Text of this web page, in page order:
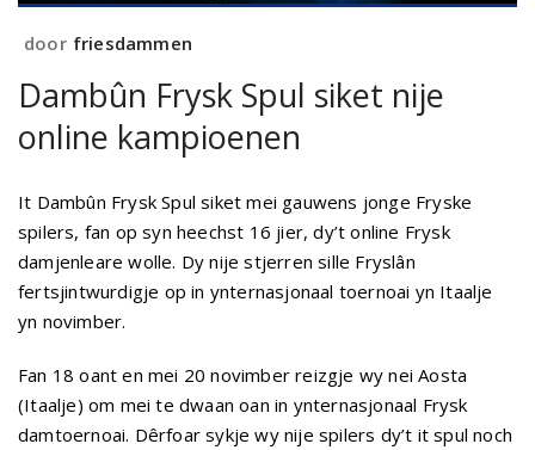
door friesdammen
Dambûn Frysk Spul siket nije
online kampioenen
It Dambûn Frysk Spul siket mei gauwens jonge Fryske
spilers, fan op syn heechst 16 jier, dy’t online Frysk
damjenleare wolle. Dy nije stjerren sille Fryslân
fertsjintwurdigje op in ynternasjonaal toernoai yn Itaalje
yn novimber.
Fan 18 oant en mei 20 novimber reizgje wy nei Aosta
(Itaalje) om mei te dwaan oan in ynternasjonaal Frysk
damtoernoai. Dêrfoar sykje wy nije spilers dy’t it spul noch